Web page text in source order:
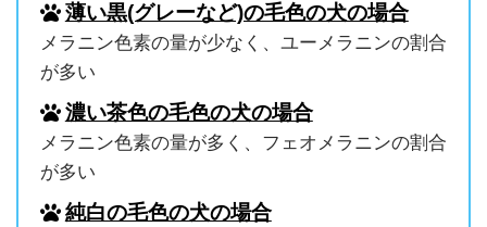
薄い黒(グレーなど)の毛色の犬の場合
メラニン色素の量が少なく、ユーメラニンの割合
が多い
濃い茶色の毛色の犬の場合
メラニン色素の量が多く、フェオメラニンの割合
が多い
純白の毛色の犬の場合